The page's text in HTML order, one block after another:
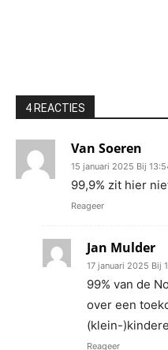
4 REACTIES
Van Soeren
15 januari 2025 Bij
99,9% zit hier
Reageer
Jan Mulder
17 januari 2025 Bij
99% van de
over een
(klein-
Reageer